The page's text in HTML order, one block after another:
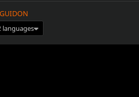
languages